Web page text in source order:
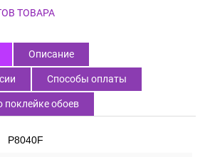
ТОВАРА
Описание
Способы оплаты
поклейке обоев
P8040F